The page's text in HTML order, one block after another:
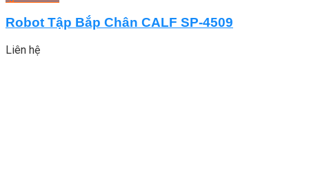
Robot Tập Bắp Chân CALF SP-4509
Liên hệ